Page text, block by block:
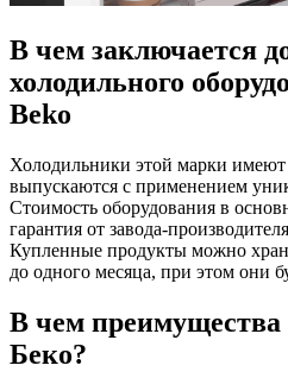
В чем заключается
холодильного
Beko
Холодильники этой марки
выпускаются с применением
Стоимость оборудования в
гарантия от завода-
Купленные продукты можно
до одного месяца, при этом они
В чем преимущества
Беко?